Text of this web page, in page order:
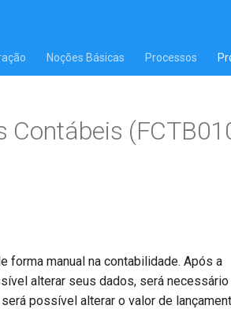
Noções Básicas Processos
forma manual na contabilidade. Após a
alterar seus dados, será necessário
possível alterar o valor de